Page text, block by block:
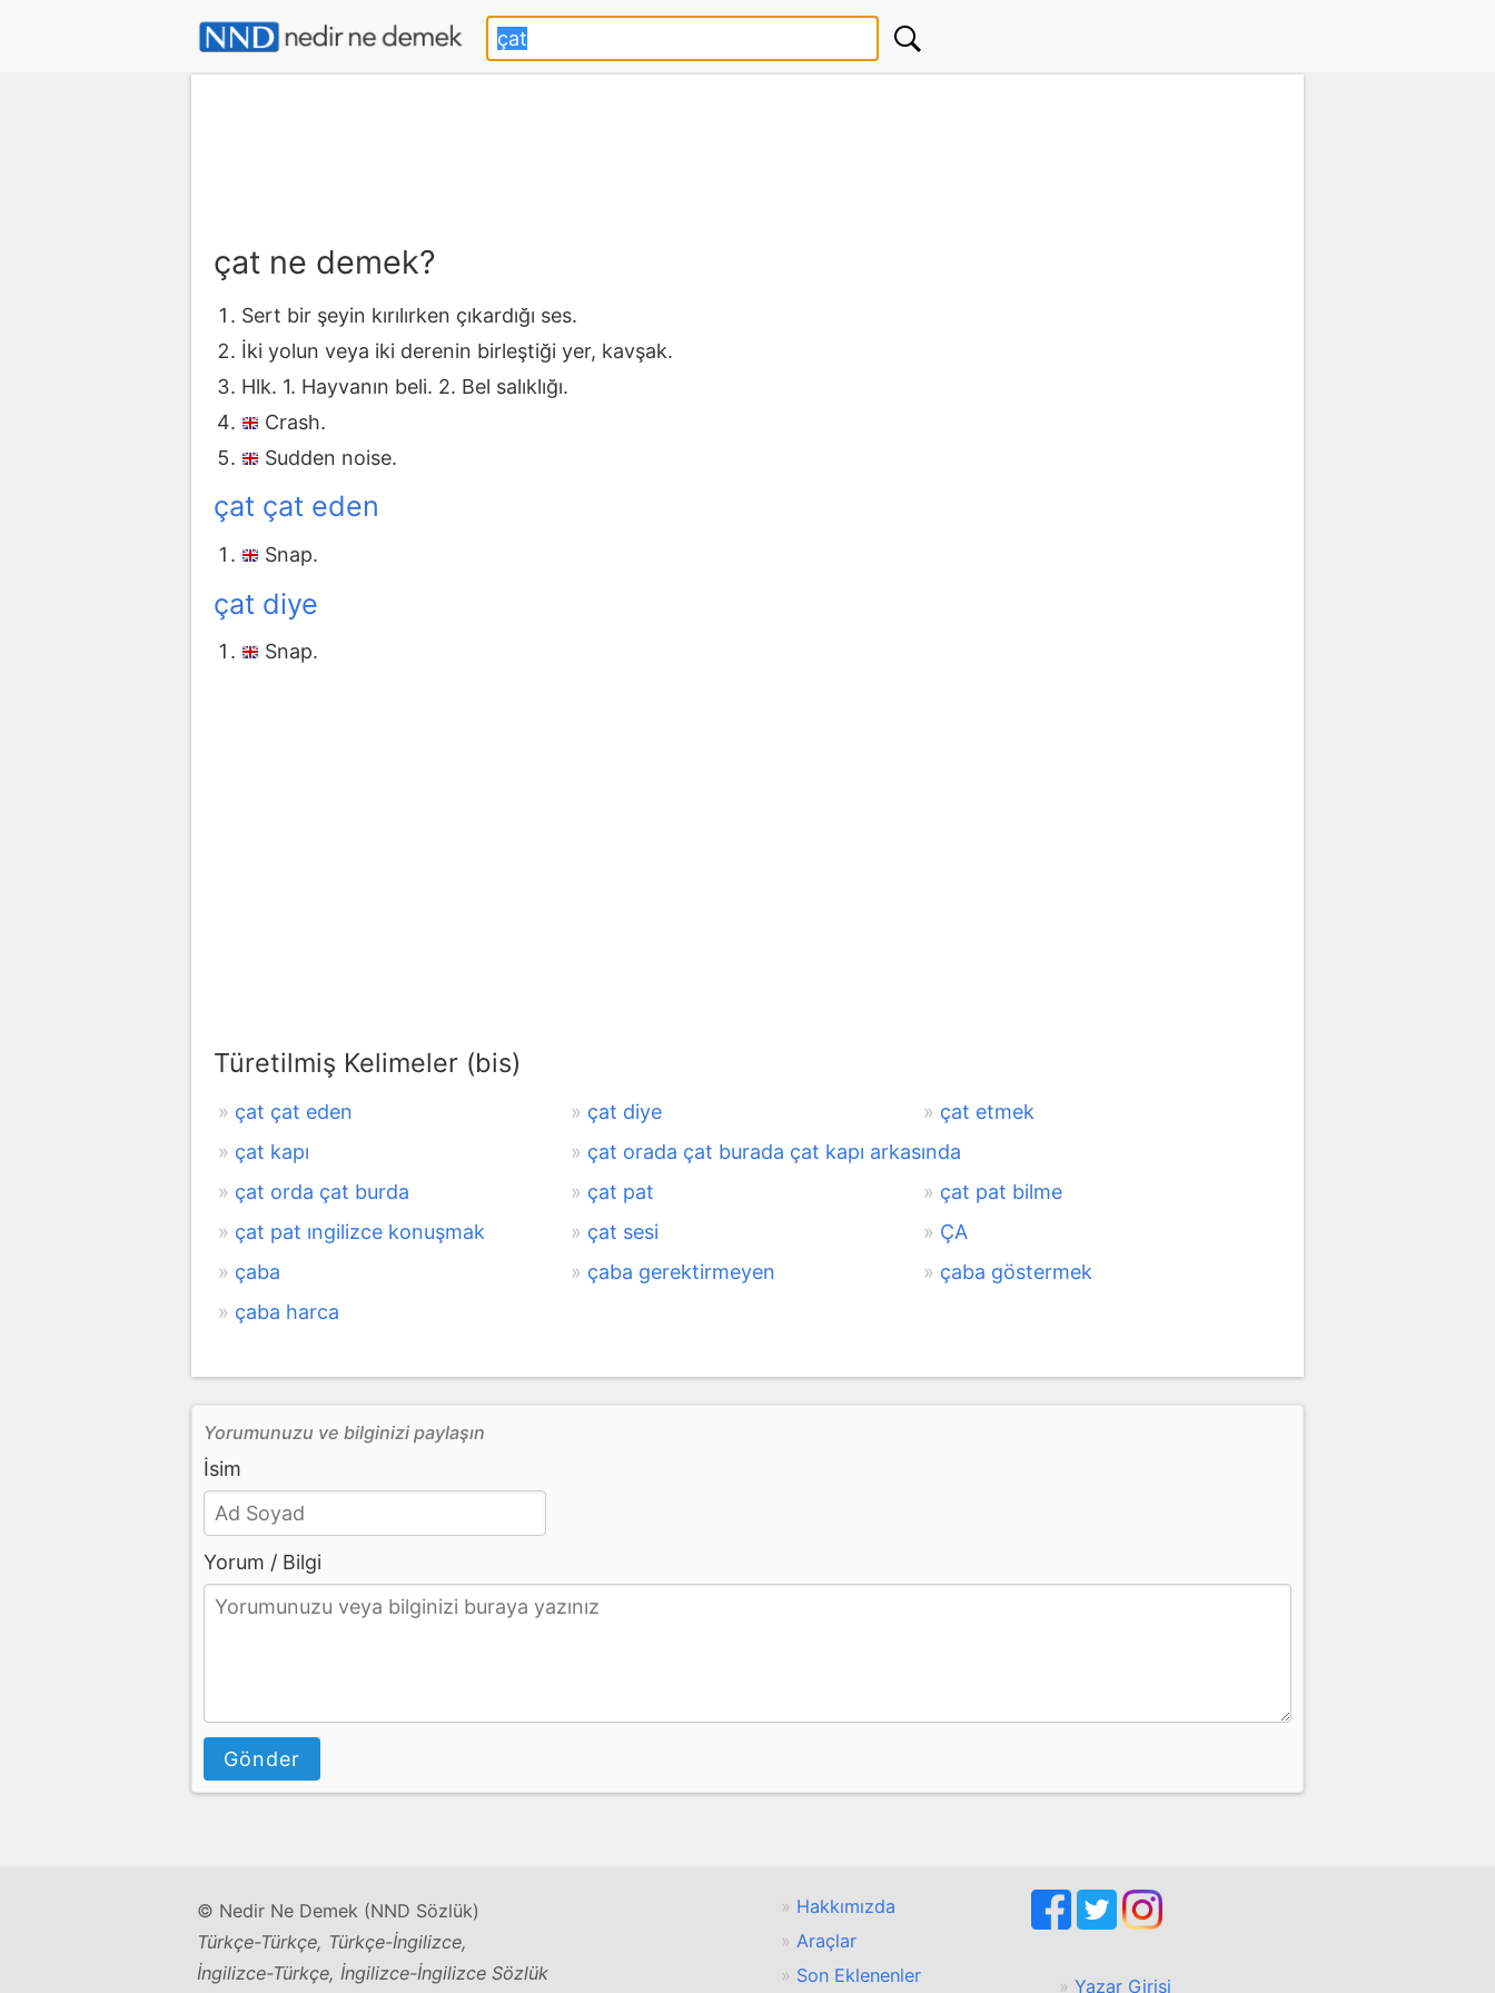
çat ne demek?
Sert bir şeyin kırılırken çıkardığı ses.
İki yolun veya iki derenin birleştiği yer, kavşak.
Hlk. 1. Hayvanın beli. 2. Bel salıklığı.
Crash.
Sudden noise.
çat çat eden
Snap.
çat diye
Snap.
Türetilmiş Kelimeler (bis)
çat çat eden çat diye
çat etmek
çat kapı
çat orada çat burada çat kapı arkasında
çat orda çat burda
çat pat
çat pat bilme
çat pat ıngilizce konuşmak
çat sesi
ÇA
çaba
çaba gerektirmeyen
çaba göstermek
çaba harca
Yorumunuzu ve bilginizi paylaşın
İsim
Yorum / Bilgi
Gönder
© Nedir Ne Demek (NND Sözlük)
Türkçe-Türkçe, Türkçe-İngilizce,
İngilizce-Türkçe, İngilizce-İngilizce Sözlük
Hakkımızda
Araçlar
Son Eklenenler
Yazar Girişi